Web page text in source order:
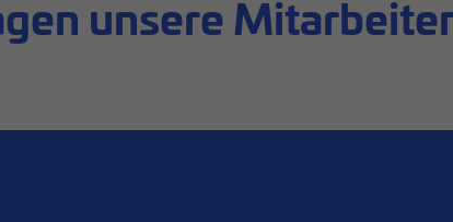
unsere